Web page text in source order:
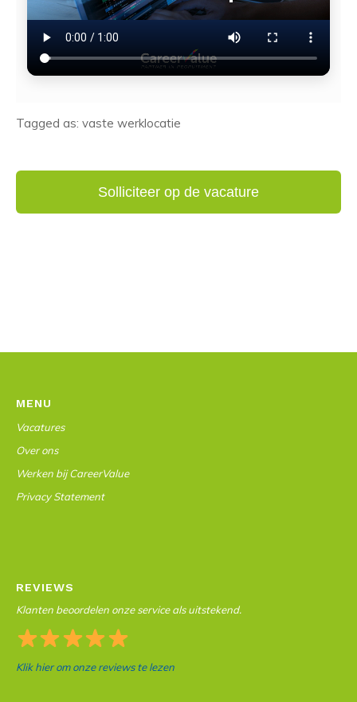
Tagged as: vaste werklocatie
MENU
Vacatures
Over ons
Werken bij CareerValue
Privacy Statement
REVIEWS
Klanten beoordelen onze service als uitstekend.
Klik hier om onze reviews te lezen